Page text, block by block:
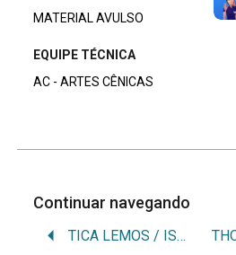
MATERIAL AVULSO
EQUIPE TÉCNICA
AC - ARTES CÊNICAS
Continuar navegando
TICA LEMOS / ISABEL TICA LEMOS / ISABEL ROCHA DE CUNTO LEMOS